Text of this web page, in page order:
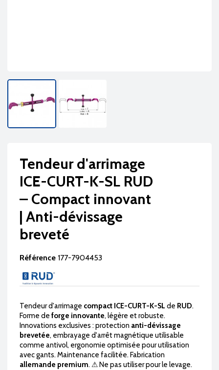
Tendeur d'arrimage
ICE-CURT-K-SL RUD
– Compact innovant
| Anti-dévissage
breveté
Référence 177-7904453
Tendeur d'arrimage compact ICE-CURT-K-SL de RUD.
Forme de forge innovante, légère et robuste.
Innovations exclusives : protection anti-dévissage
brevetée, embrayage d'arrêt magnétique utilisable
comme antivol, ergonomie optimisée pour utilisation
avec gants. Maintenance facilitée. Fabrication
allemande premium. ⚠ Ne pas utiliser pour le levage.